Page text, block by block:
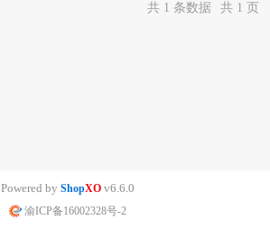
共 1 条数据
共 1 页
Powered by ShopXO v6.6.0
渝ICP备16002328号-2